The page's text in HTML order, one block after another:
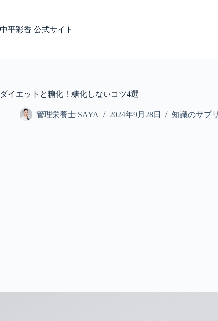
テ
ン
プ
中平彩香 公式サイト
ダイエットと糖化！糖化しないコツ4選
管理栄養士 SAYA 2024年9月28日 知識のサプリ